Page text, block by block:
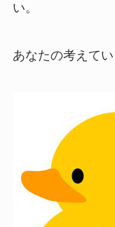
い。
あなたの考えて